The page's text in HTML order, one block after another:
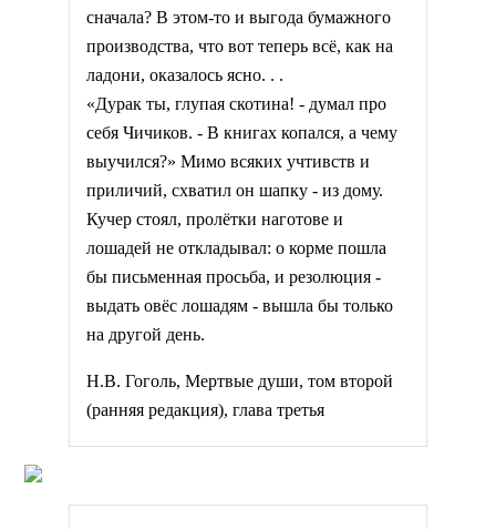
сначала? В этом-то и выгода бумажного
производства, что вот теперь всё, как на
ладони, оказалось ясно. . .
«Дурак ты, глупая скотина! - думал про
себя Чичиков. - В книгах копался, а чему
выучился?» Мимо всяких учтивств и
приличий, схватил он шапку - из дому.
Кучер стоял, пролётки наготове и
лошадей не откладывал: о корме пошла
бы письменная просьба, и резолюция -
выдать овёс лошадям - вышла бы только
на другой день.
Н.В. Гоголь, Мертвые души, том второй
(ранняя редакция), глава третья